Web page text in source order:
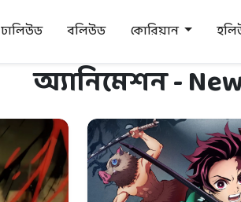
ঢালিউড বলিউড কোরিয়ান
অ্যানিমেশন -